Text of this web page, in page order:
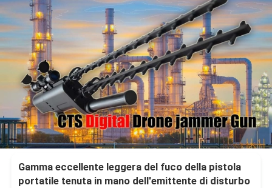
Gamma eccellente leggera del fuco della pistola
portatile tenuta in mano dell'emittente di disturbo